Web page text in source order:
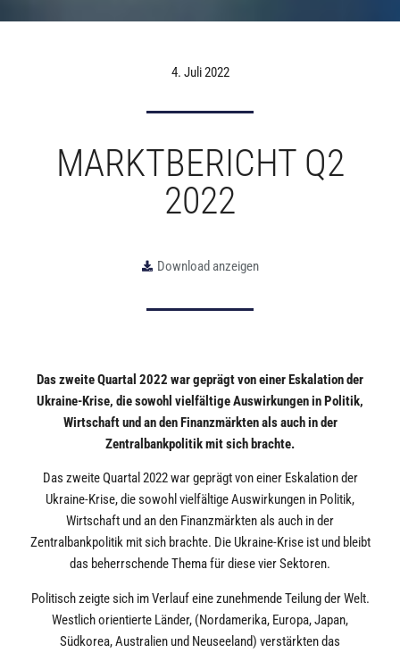
4. Juli 2022
MARKTBERICHT Q2
2022
Download anzeigen
Das zweite Quartal 2022 war geprägt von einer Eskalation der
Ukraine-Krise, die sowohl vielfältige Auswirkungen in Politik,
Wirtschaft und an den Finanzmärkten als auch in der
Zentralbankpolitik mit sich brachte.
Das zweite Quartal 2022 war geprägt von einer Eskalation der
Ukraine-Krise, die sowohl vielfältige Auswirkungen in Politik,
Wirtschaft und an den Finanzmärkten als auch in der
Zentralbankpolitik mit sich brachte. Die Ukraine-Krise ist und bleibt
das beherrschende Thema für diese vier Sektoren.
Politisch zeigte sich im Verlauf eine zunehmende Teilung der Welt.
Westlich orientierte Länder, (Nordamerika, Europa, Japan,
Südkorea, Australien und Neuseeland) verstärkten das